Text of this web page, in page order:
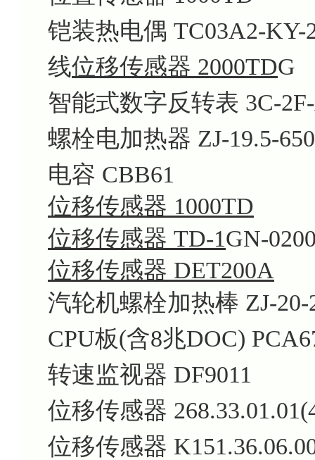
铠装热电偶 TC03A2-KY-
线位移传感器 2000TDG
智能式数字反转表 3C-
螺栓电加热器 ZJ-19.5-650
电容 CBB61
位移传感器 1000TD
位移传感器 TD-1GN-
位移传感器 DET200A
汽轮机螺栓加热棒 ZJ-20-
CPU板(含8兆DOC)
转速监视器 DF9011
位移传感器
位移传感器